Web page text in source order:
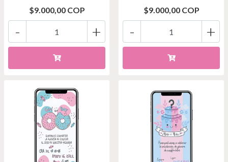
$9.000,00 COP
+
-
$9.000,00 COP
+
-